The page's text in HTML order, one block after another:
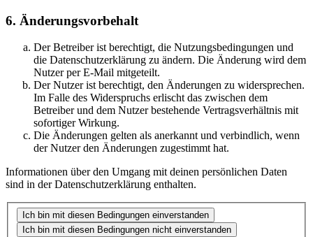
6. Änderungsvorbehalt
Der Betreiber ist berechtigt, die Nutzungsbedingungen und
die Datenschutzerklärung zu ändern. Die Änderung wird dem
Nutzer per E-Mail mitgeteilt.
Der Nutzer ist berechtigt, den Änderungen zu widersprechen.
Im Falle des Widerspruchs erlischt das zwischen dem
Betreiber und dem Nutzer bestehende Vertragsverhältnis mit
sofortiger Wirkung.
Die Änderungen gelten als anerkannt und verbindlich, wenn
der Nutzer den Änderungen zugestimmt hat.
Informationen über den Umgang mit deinen persönlichen Daten
sind in der Datenschutzerklärung enthalten.